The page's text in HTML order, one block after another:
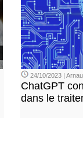
24/10/2023 |
ChatGPT
dans le